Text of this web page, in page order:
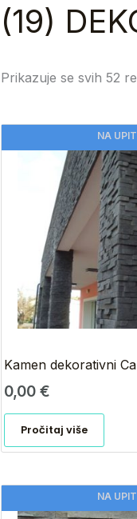
(19)
Prikazuje se svih 52
NA UPIT
Kamen dekorativni
0,00€
Pročitaj više
NA UPIT